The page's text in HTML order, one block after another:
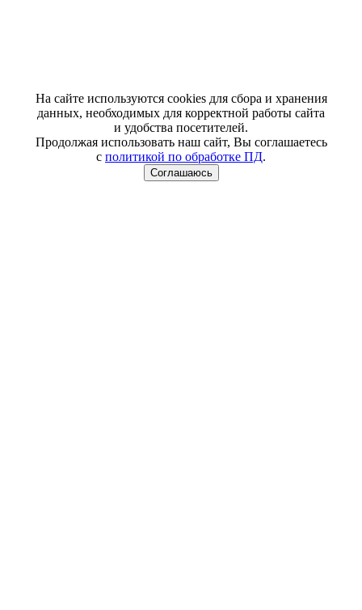
На сайте используются cookies для сбора и хранения
данных, необходимых для корректной работы сайта
и удобства посетителей.
Продолжая использовать наш сайт, Вы соглашаетесь
с политикой по обработке ПД.
Соглашаюсь